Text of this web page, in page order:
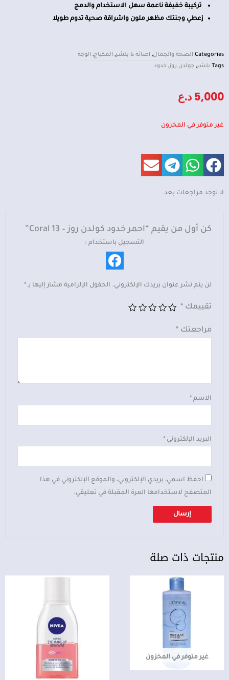
تركيبة خفيفة ناعمة سهل الاستخدام والدمج
jعطي وجنتك مظهر ملون واشراقة صحية تدوم طويلا
Categories الصحة والجمال, اضائة & بلشر, المكياج, الوجة
Tags بلشر, جولدن روز, خدود
5,000 د.ع
غير متوفر في المخزون
لا توجد مراجعات بعد.
كن أول من يقيم “احمر خدود كولدن روز – Coral 13”
التسجيل باستخدام :
لن يتم نشر عنوان بريدك الإلكتروني. الحقول الإلزامية مشار إليها بـ*
تقييمك *
مراجعتك *
الاسم*
البريد الإلكتروني *
احفظ اسمي، بريدي الإلكتروني، والموقع الإلكتروني في هذا
المتصفح لاستخدامها المرة المقبلة في تعليقي.
منتجات ذات صلة
غير متوفر في المخزون